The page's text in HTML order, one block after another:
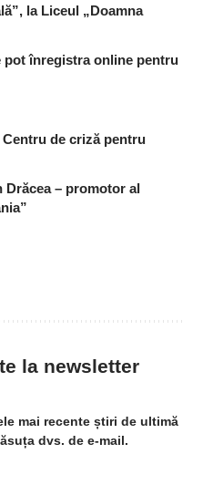
la Liceul „Doamna
înregistra online pentru
de criză pentru
Drăcea – promotor al
la newsletter
mai recente știri de ultimă
dvs. de e-mail.